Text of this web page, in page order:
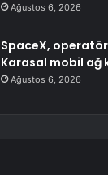
Ağustos 6, 2026
SpaceX,
Karasal mobil ağ
Ağustos 6, 2026